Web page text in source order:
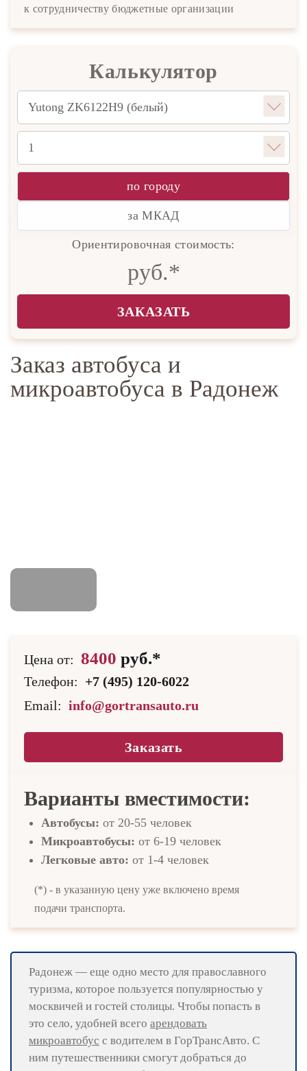
к сотрудничеству бюджетные организации
Калькулятор
по городу
за МКАД
Ориентировочная стоимость:
руб.*
ЗАКАЗАТЬ
Заказ автобуса и
микроавтобуса в Радонеж
Цена от: 8400 руб.*
Телефон: +7 (495) 120-6022
Email: info@gortransauto.ru
Заказать
Варианты вместимости:
Автобусы: от 20-55 человек
Микроавтобусы: от 6-19 человек
Легковые авто: от 1-4 человек
(*) - в указанную цену уже включено время
подачи транспорта.
Радонеж — еще одно место для православного
туризма, которое пользуется популярностью у
москвичей и гостей столицы. Чтобы попасть в
это село, удобней всего арендовать
микроавтобус с водителем в ГорТрансАвто. С
ним путешественники смогут добраться до